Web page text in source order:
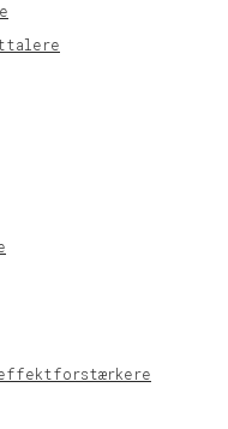
effektforstærkere